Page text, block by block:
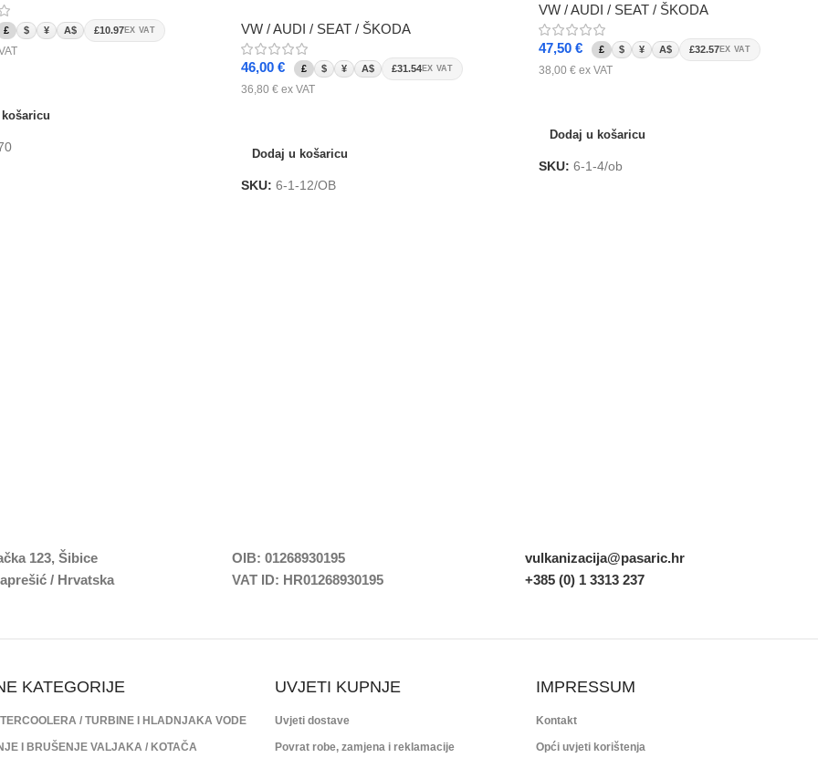
£ $ ¥ A$ £10.97 EX VAT VW / AUDI / SEAT / ŠKODA
46,00 € £ $ ¥ A$ £31.54 EX VAT
36,80 € ex VAT
Dodaj u košaricu
SKU: 6-1-12/OB
VW / AUDI / SEAT / ŠKODA
47,50 € £ $ ¥ A$ £32.57 EX VAT
38,00 € ex VAT
Dodaj u košaricu
SKU: 6-1-4/ob
123, Šibice
/ Hrvatska
OIB: 01268930195
VAT ID: HR01268930195
vulkanizacija@pasaric.hr
+385 (0) 1 3313 237
KATEGORIJE
/ TURBINE I HLADNJAKA VODE
I BRUŠENJE VALJAKA / KOTAČA
UVJETI KUPNJE
Uvjeti dostave
Povrat robe, zamjena i reklamacije
IMPRESSUM
Kontakt
Opći uvjeti korištenja